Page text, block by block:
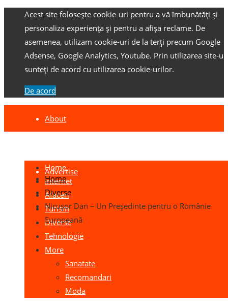
Acest site folosește cookie-uri pentru a vă îmbunătăți și
personaliza experiența și pentru a afișa reclame. De
asemenea, utilizam cookie-uri de la terți precum Google
Adsense, Google Analytics, Youtube. Prin utilizarea site-
sunteți de acord cu utilizarea cookie-urilor.
De acord
About
Advertise
Home
Internet
Afaceri
Turism
Diverse
Tehnologie
More
Sanatate
Recomandari
Moda
Home
Diverse
Nicuşor Dan – Un Preşedinte pentru o Românie
Europeană